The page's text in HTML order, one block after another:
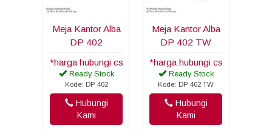
Meja Kantor Alba
DP 402
*harga hubungi cs
Ready Stock
Kode: DP 402
Hubungi
Kami
Meja Kantor Alba
DP 402 TW
*harga hubungi cs
Ready Stock
Kode: DP 402 TW
Hubungi
Kami